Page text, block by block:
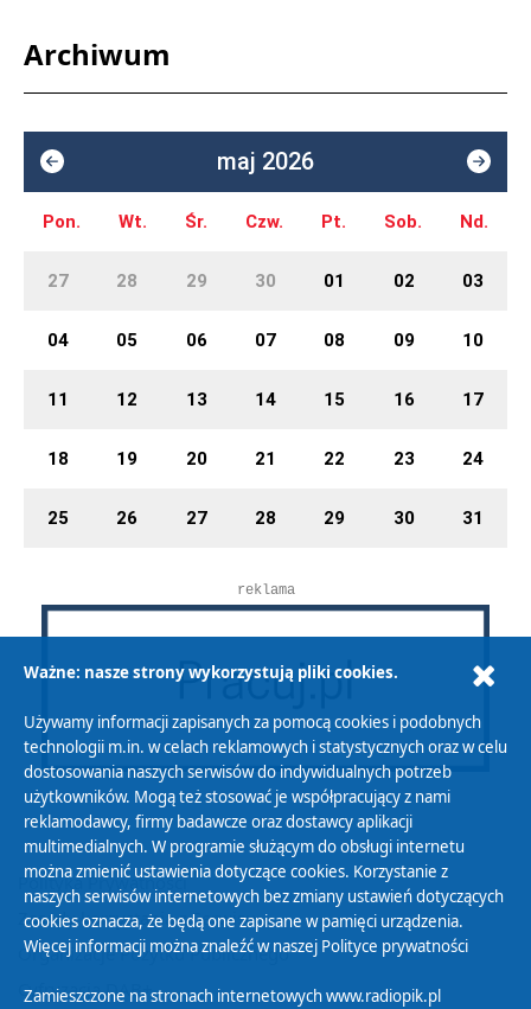
Archiwum
maj 2026
Pon. Wt. Śr. Czw. Pt. Sob. Nd.
27 28 29 30 01 02 03
04 05 06 07 08 09 10
11 12 13 14 15 16 17
18 19 20 21 22 23 24
25 26 27 28 29 30 31
reklama
Polityka Prywatności
Zasady korzystania z Serwisu
Organizacje Pożytku Publicznego
Cyfryzacja DAB+
Ważne: nasze strony wykorzystują pliki cookies.
Używamy informacji zapisanych za pomocą cookies i podobnych
technologii m.in. w celach reklamowych i statystycznych oraz w celu
dostosowania naszych serwisów do indywidualnych potrzeb
użytkowników. Mogą też stosować je współpracujący z nami
reklamodawcy, firmy badawcze oraz dostawcy aplikacji
multimedialnych. W programie służącym do obsługi internetu
można zmienić ustawienia dotyczące cookies. Korzystanie z
naszych serwisów internetowych bez zmiany ustawień dotyczących
cookies oznacza, że będą one zapisane w pamięci urządzenia.
Więcej informacji można znaleźć w naszej Polityce prywatności
Zamieszczone na stronach internetowych www.radiopik.pl